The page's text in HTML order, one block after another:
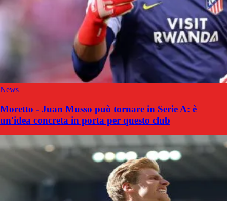
News
Moretto - Juan Musso può tornare in Serie A: è
un'idea concreta in porta per questo club